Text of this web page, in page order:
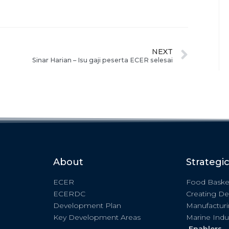
NEXT
Sinar Harian – Isu gaji peserta ECER selesai
About
ECER
ECERDC
Development Plan
Key Development Areas
Food
Creating
Marine